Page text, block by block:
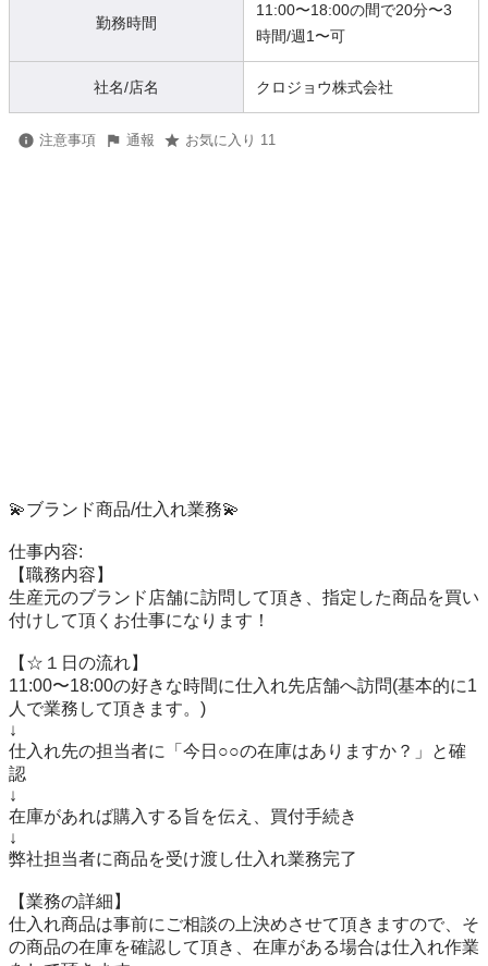
勤務時間
11:00〜18:00の間で20分〜3
時間/週1〜可
社名/店名 クロジョウ株式会社
注意事項 通報 お気に入り 11
💫ブランド商品/仕入れ業務💫
仕事内容:
【職務内容】
生産元のブランド店舗に訪問して頂き、指定した商品を買い
付けして頂くお仕事になります！
【☆１日の流れ】
11:00〜18:00の好きな時間に仕入れ先店舗へ訪問(基本的に1
人で業務して頂きます。)
↓
仕入れ先の担当者に「今日○○の在庫はありますか？」と確
認
↓
在庫があれば購入する旨を伝え、買付手続き
↓
弊社担当者に商品を受け渡し仕入れ業務完了
【業務の詳細】
仕入れ商品は事前にご相談の上決めさせて頂きますので、そ
の商品の在庫を確認して頂き、在庫がある場合は仕入れ作業